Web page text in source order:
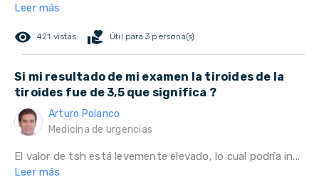
Leer más
remove_red_eye 421 vistas volunteer_activism Útil para 3 persona(s)
Si mi resultado de mi examen la tiroides de la
tiroides fue de 3,5 que significa ?
Arturo Polanco
Medicina de urgencias
El valor de tsh está levemente elevado, lo cual podría in...
Leer más